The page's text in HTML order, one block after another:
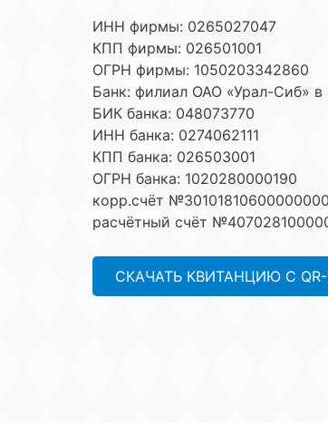
ИНН фирмы: 0265027047
КПП фирмы: 026501001
ОГРН фирмы: 1050203342860
Банк: филиал ОАО «Урал-Сиб» в
БИК банка: 048073770
ИНН банка: 0274062111
КПП банка: 026503001
ОГРН банка: 1020280000190
корр.счёт
расчётный счёт
СКАЧАТЬ КВИТАНЦИЮ С